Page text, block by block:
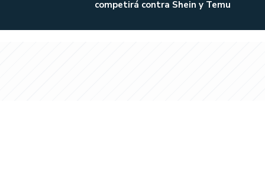
competirá contra Shein y Temu